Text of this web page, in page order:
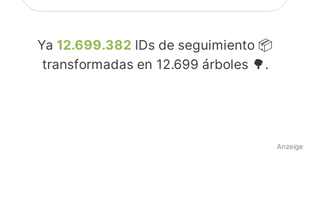
Ya 12.699.382 IDs de seguimiento 📦
transformadas en 12.699 árboles 🌳.
Anzeige